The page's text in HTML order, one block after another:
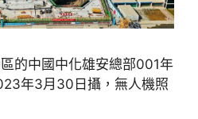
的中國中化雄安總部001年
年3月30日攝，無人機照